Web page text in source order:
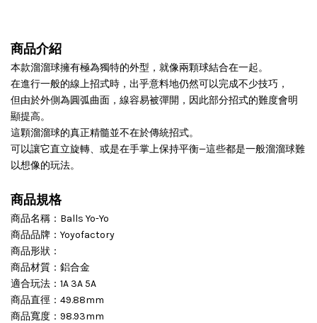
商品介紹
本款溜溜球擁有極為獨特的外型，就像兩顆球結合在一起。
在進行一般的線上招式時，出乎意料地仍然可以完成不少技巧，
但由於外側為圓弧曲面，線容易被彈開，因此部分招式的難度會明
顯提高。
這顆溜溜球的真正精髓並不在於傳統招式。
可以讓它直立旋轉、或是在手掌上保持平衡—這些都是一般溜溜球難
以想像的玩法。
商品規格
商品名稱：Balls Yo-Yo
商品品牌：Yoyofactory
商品形狀：
商品材質：鋁合金
適合玩法：1A 3A 5A
商品直徑：49.88mm
商品寬度：98.93mm